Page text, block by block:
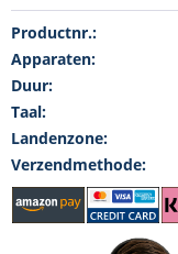
Productnr.:
Apparaten:
Duur:
Taal:
Landenzone:
Verzendmethode: